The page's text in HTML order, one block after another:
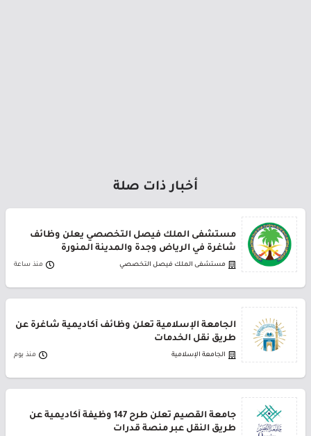
أخبار ذات صلة
مستشفى الملك فيصل التخصصي يعلن وظائف
شاغرة في الرياض وجدة والمدينة المنورة
مستشفى الملك فيصل التخصصي منذ ساعة
الجامعة الإسلامية تعلن وظائف أكاديمية شاغرة عن
طريق نقل الخدمات
الجامعة الإسلامية منذ يوم
جامعة القصيم تعلن طرح 147 وظيفة أكاديمية عن
طريق النقل عبر منصة قدرات